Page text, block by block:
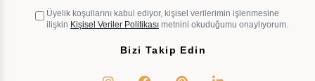
Üyelik koşullarını kabul ediyor, kişisel verilerimin işlenmesine
ilişkin Kişisel Veriler Politikası metnini okuduğumu onaylıyorum.
Bizi Takip Edin